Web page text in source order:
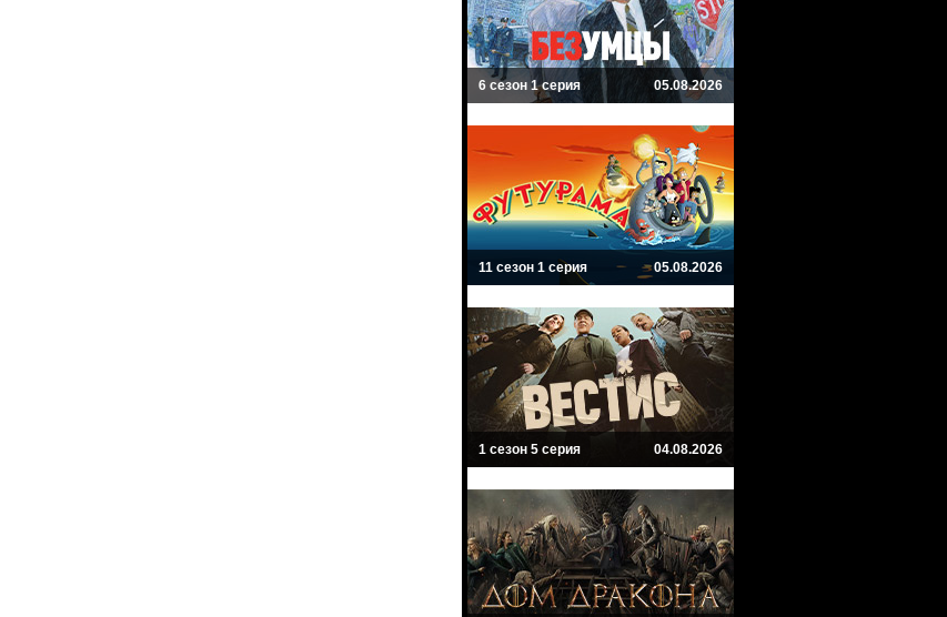
6 сезон 1 серия 05.08.2026
11 сезон 1 серия 05.08.2026
1 сезон 5 серия 04.08.2026